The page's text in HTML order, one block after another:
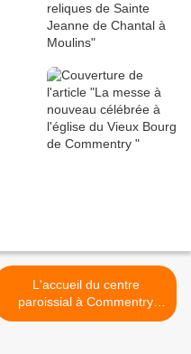
L'accueil du centre
paroissial à Commentry
rouvre ses portes ! >